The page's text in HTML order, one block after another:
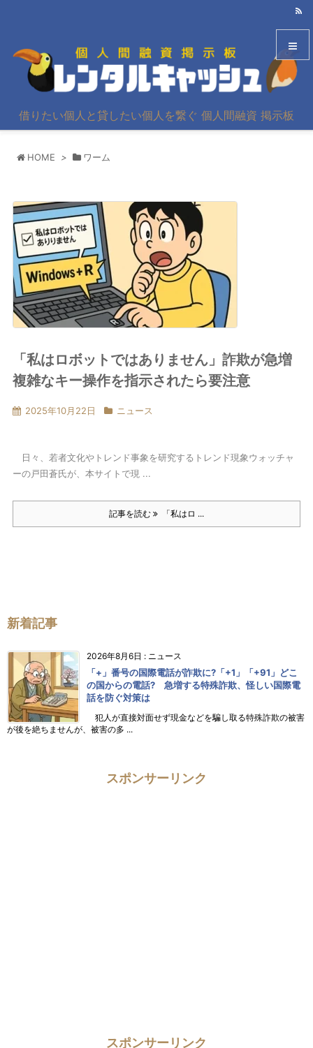
借りたい個人と貸したい個人を繋ぐ 個人間融資 掲示板
HOME > ワーム
「私はロボットではありません」詐欺が急増
複雑なキー操作を指示されたら要注意
2025年10月22日 ニュース
日々、若者文化やトレンド事象を研究するトレンド現象ウォッチャ
ーの戸田蒼氏が、本サイトで現 ...
記事を読む 「私はロ ...
新着記事
2026年8月6日 : ニュース
「+」番号の国際電話が詐欺に?「+1」「+91」どこ
の国からの電話? 急増する特殊詐欺、怪しい国際電
話を防ぐ対策は
犯人が直接対面せず現金などを騙し取る特殊詐欺の被害
が後を絶ちませんが、被害の多 ...
スポンサーリンク
スポンサーリンク